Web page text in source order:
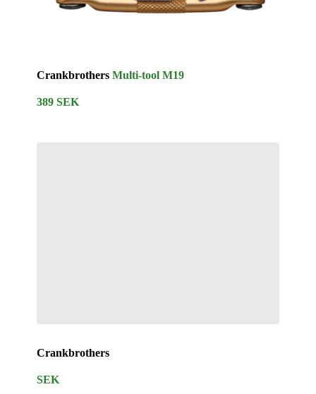
CrankbrothersMulti-tool M19
389 SEK
Crankbrothers
SEK